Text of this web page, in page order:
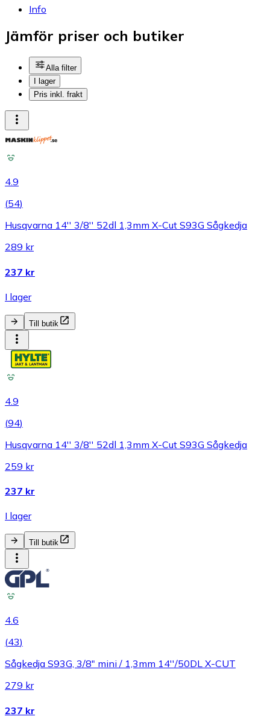
Info
Jämför priser och butiker
Alla filter
I lager
Pris inkl. frakt
4.9
(54)
Husqvarna 14'' 3/8'' 52dl 1,3mm X-Cut S93G Sågkedja
289 kr
237 kr
I lager
Till butik
4.9
(94)
Husqvarna 14'' 3/8'' 52dl 1,3mm X-Cut S93G Sågkedja
259 kr
237 kr
I lager
Till butik
4.6
(43)
Sågkedja S93G, 3/8" mini / 1,3mm 14''/50DL X-CUT
279 kr
237 kr